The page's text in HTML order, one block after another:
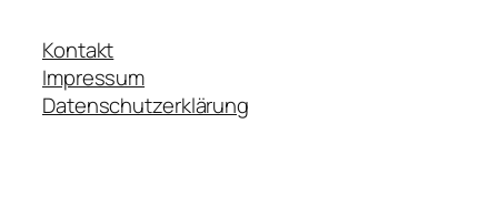
Kontakt
Impressum
Datenschutzerklärung